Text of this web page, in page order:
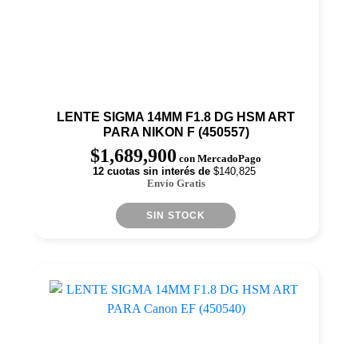
LENTE SIGMA 14MM F1.8 DG HSM ART
PARA NIKON F (450557)
$1,689,900 con MercadoPago
12 cuotas sin interés de$140,825
Envío Gratis
SIN STOCK